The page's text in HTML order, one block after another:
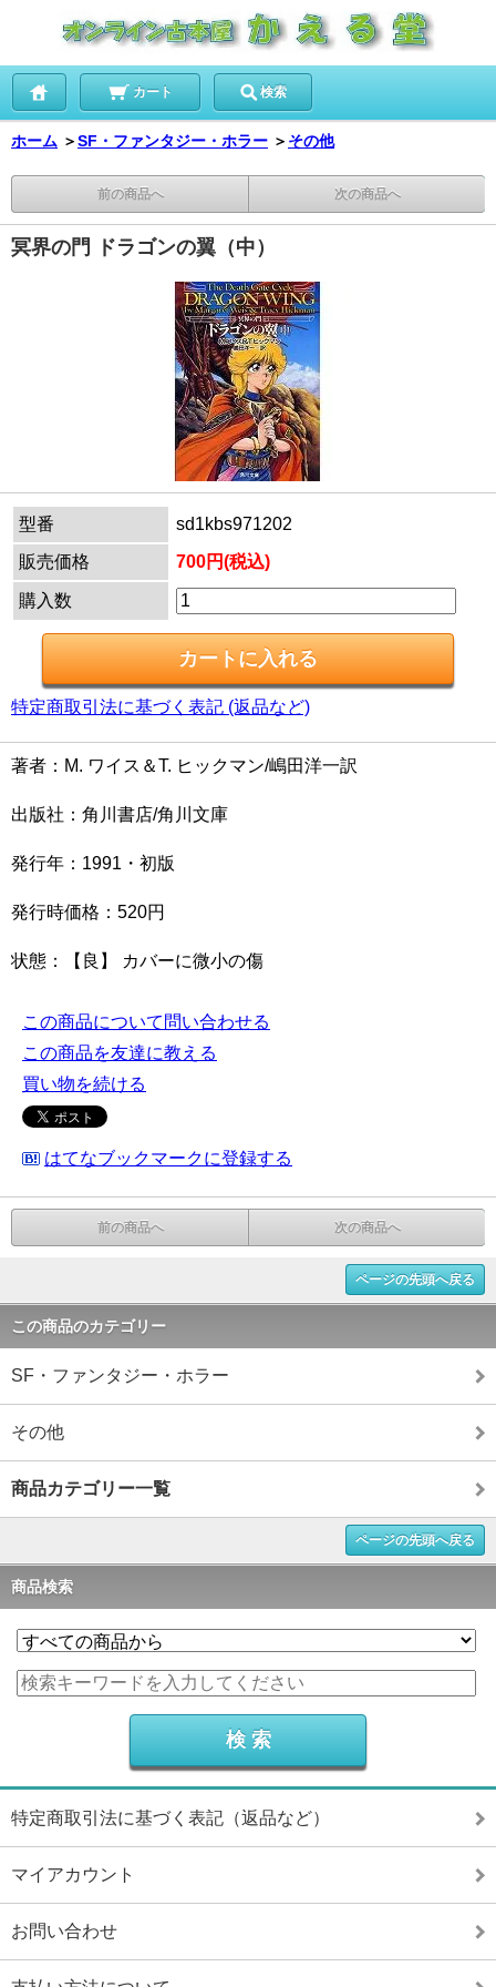
カート 検索
ホーム ＞SF・ファンタジー・ホラー ＞ その他
前の商品へ 次の商品へ
冥界の門 ドラゴンの翼（中）
型番
sd1kbs971202
販売価格
700円(税込)
購入数
特定商取引法に基づく表記 (返品など)
著者：M. ワイス＆T. ヒックマン/嶋田洋一訳
出版社：角川書店/角川文庫
発行年：1991・初版
発行時価格：520円
状態：【良】 カバーに微小の傷
この商品について問い合わせる
この商品を友達に教える
買い物を続ける
はてなブックマークに登録する
前の商品へ 次の商品へ
ページの先頭へ戻る
この商品のカテゴリー
SF・ファンタジー・ホラー
その他
商品カテゴリー一覧
ページの先頭へ戻る
商品検索
特定商取引法に基づく表記（返品など）
マイアカウント
お問い合わせ